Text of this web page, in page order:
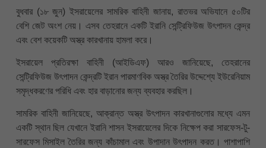
বুধবার (১৮ জুন) ইসরায়েলের সামরিক বাহিনী জানায়, রাতভর অভিযানে ৫০টির
বেশি জেট অংশ নেয়। এসব তেহরানে একটি ইরানি সেন্ট্রিফিউজ উৎপাদন কেন্দ্র
এবং বেশ কয়েকটি অস্ত্র কারখানায় হামলা করে।
ইসরায়েল প্রতিরক্ষা বাহিনী (আইডিএফ) আরও জানিয়েছে, তেহরানের
সেন্ট্রিফিউজ উৎপাদন কেন্দ্রটি ইরান পারমাণবিক অস্ত্র তৈরির উদ্দেশ্যে ইউরেনিয়াম
সমৃদ্ধকরণের পরিধি এবং হার বাড়ানোর জন্য ব্যবহার করছিল।
সামরিক বাহিনী জানিয়েছে, আক্রান্ত অস্ত্র উৎপাদন কারখানাগুলোর মধ্যে এমন
একটি স্থান ছিল যেখানে ইরানি শাসন ইসরায়েলের দিকে নিক্ষেপ করা সারফেস-টু-
সারফেস মিসাইল তৈরির জন্য কাঁচামাল এবং উপাদান উৎপাদন করত। পাশাপাশি